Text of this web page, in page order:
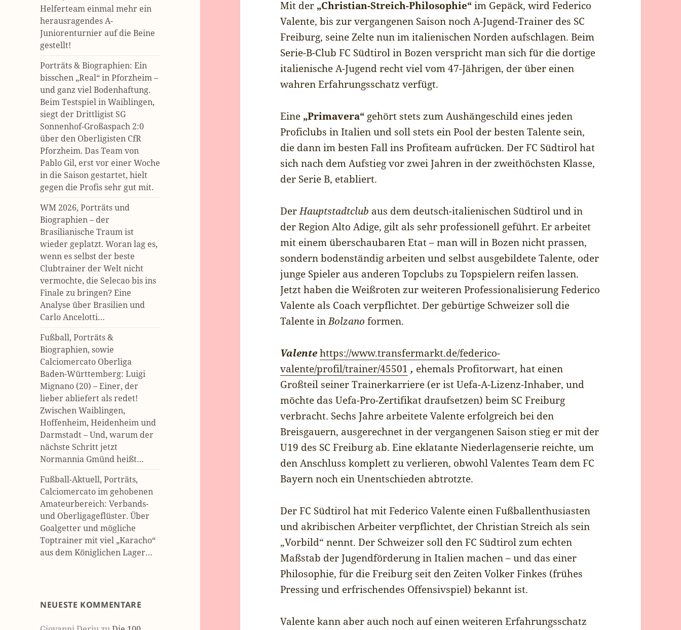
Helferteam einmal mehr ein
herausragendes A-
Juniorenturnier auf die Beine
gestellt!
Porträts & Biographien: Ein
bisschen „Real“ in Pforzheim –
und ganz viel Bodenhaftung.
Beim Testspiel in Waiblingen,
siegt der Drittligist SG
Sonnenhof-Großaspach 2:0
über den Oberligisten CfR
Pforzheim. Das Team von
Pablo Gil, erst vor einer Woche
in die Saison gestartet, hielt
gegen die Profis sehr gut mit.
WM 2026, Porträts und
Biographien – der
Brasilianische Traum ist
wieder geplatzt. Woran lag es,
wenn es selbst der beste
Clubtrainer der Welt nicht
vermochte, die Selecao bis ins
Finale zu bringen? Eine
Analyse über Brasilien und
Carlo Ancelotti…
Fußball, Porträts &
Biographien, sowie
Calciomercato Oberliga
Baden-Württemberg: Luigi
Mignano (20) – Einer, der
lieber abliefert als redet!
Zwischen Waiblingen,
Hoffenheim, Heidenheim und
Darmstadt – Und, warum der
nächste Schritt jetzt
Normannia Gmünd heißt…
Fußball-Aktuell, Porträts,
Calciomercato im gehobenen
Amateurbereich: Verbands-
und Oberligageflüster. Über
Goalgetter und mögliche
Toptrainer mit viel „Karacho“
aus dem Königlichen Lager…
NEUESTE KOMMENTARE
Mit der „Christian-Streich-Philosophie“im Gepäck, wird Federico
Valente, bis zur vergangenen Saison noch A-Jugend-Trainer des SC
Freiburg, seine Zelte nun im italienischen Norden aufschlagen. Beim
Serie-B-Club FC Südtirol in Bozen verspricht man sich für die dortige
italienische A-Jugend recht viel vom 47-Jährigen, der über einen
wahren Erfahrungsschatz verfügt.
Eine „Primavera“ gehört stets zum Aushängeschild eines jeden
Proficlubs in Italien und soll stets ein Pool der besten Talente sein,
die dann im besten Fall ins Profiteam aufrücken. Der FC Südtirol hat
sich nach dem Aufstieg vor zwei Jahren in der zweithöchsten Klasse,
der Serie B, etabliert.
DerHauptstadtclub aus dem deutsch-italienischen Südtirol und in
der Region Alto Adige, gilt als sehr professionell geführt. Er arbeitet
mit einem überschaubaren Etat – man will in Bozen nicht prassen,
sondern bodenständig arbeiten und selbst ausgebildete Talente, oder
junge Spieler aus anderen Topclubs zu Topspielern reifen lassen.
Jetzt haben die Weißroten zur weiteren Professionalisierung Federico
Valente als Coach verpflichtet. Der gebürtige Schweizer soll die
Talente inBolzano formen.
Valentehttps://www.transfermarkt.de/federico-
valente/profil/trainer/45501 , ehemals Profitorwart, hat einen
Großteil seiner Trainerkarriere (er ist Uefa-A-Lizenz-Inhaber, und
möchte das Uefa-Pro-Zertifikat draufsetzen) beim SC Freiburg
verbracht. Sechs Jahre arbeitete Valente erfolgreich bei den
Breisgauern, ausgerechnet in der vergangenen Saison stieg er mit der
U19 des SC Freiburg ab. Eine eklatante Niederlagenserie reichte, um
den Anschluss komplett zu verlieren, obwohl Valentes Team dem FC
Bayern noch ein Unentschieden abtrotzte.
Der FC Südtirol hat mit Federico Valente einen Fußballenthusiasten
und akribischen Arbeiter verpflichtet, der Christian Streich als sein
„Vorbild“ nennt. Der Schweizer soll den FC Südtirol zum echten
Maßstab der Jugendförderung in Italien machen – und das einer
Philosophie, für die Freiburg seit den Zeiten Volker Finkes (frühes
Pressing und erfrischendes Offensivspiel) bekannt ist.
Valente kann aber auch noch auf einen weiteren Erfahrungsschatz